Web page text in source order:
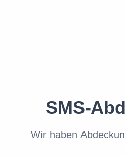
SMS-
Wir haben